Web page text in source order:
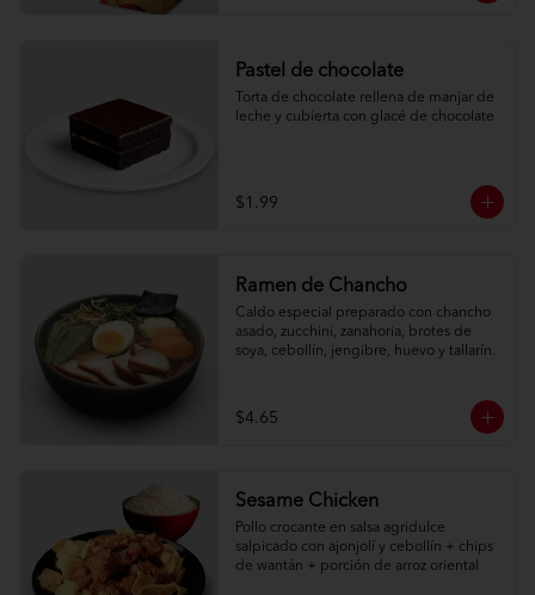
Pastel de chocolate
Torta de chocolate rellena de manjar de
leche y cubierta con glacé de chocolate
$1.99
Ramen de Chancho
Caldo especial preparado con chancho
asado, zucchini, zanahoria, brotes de
soya, cebollín, jengibre, huevo y tallarín.
$4.65
Sesame Chicken
Pollo crocante en salsa agridulce
salpicado con ajonjolí y cebollín + chips
de wantán + porción de arroz oriental